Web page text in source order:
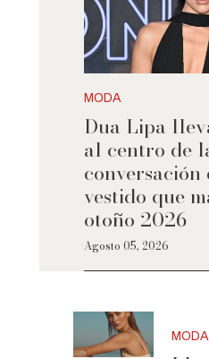
MODA
Dua Lipa
al centro de
conversación
vestido que
otoño 2026
Agosto 05, 2026
MODA